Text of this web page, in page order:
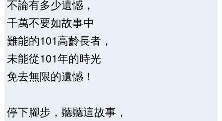
不論有多少遺憾，
千萬不要如故事中
難能的101高齡長者，
未能從101年的時光
免去無限的遺憾！
停下腳步，聽聽這故事，